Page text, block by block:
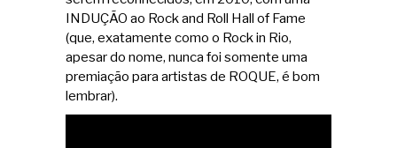
INDUÇÃO ao Rock and Roll Hall of Fame
(que, exatamente como o Rock in Rio,
apesar do nome, nunca foi somente uma
premiação para artistas de ROQUE, é bom
lembrar).